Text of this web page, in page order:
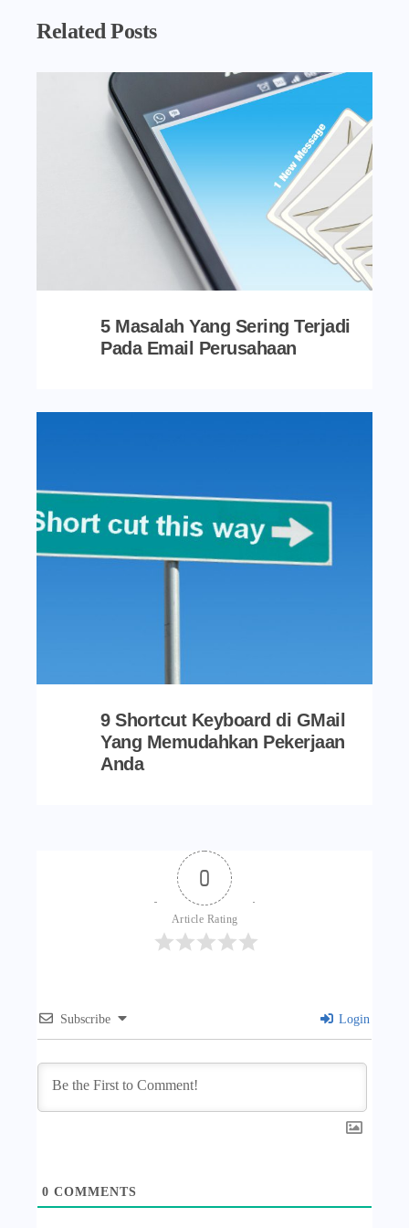
Related Posts
5 Masalah Yang Sering Terjadi
Pada Email Perusahaan
9 Shortcut Keyboard di GMail
Yang Memudahkan Pekerjaan
Anda
0
Article Rating
Subscribe Login
0 COMMENTS